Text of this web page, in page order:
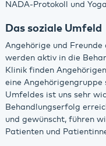
NADA-Protokoll und
Das soziale Umfeld
Angehörige und
werden aktiv in die
Klinik finden
eine
Umfeldes ist uns sehr
Behandlungserfolg
und gewünscht, führen
Patienten und